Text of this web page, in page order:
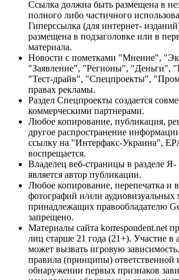
Ссылка должна быть размещена в
полного либо частичного
Гиперссылка (для интернет-
размещена в подзаголовке или в
материала.
Новости с пометками "Мнение",
"Заявление", "Регионы", "Деньги",
"Тест-драйв", "Спецпроекты",
правах рекламы.
Раздел Спецпроекты создается
коммерческими партнерами.
Любое копирование, публикация,
другое распространение
ссылку на "Интерфакс-Украина",
воспрещается.
Владелец веб-страницы в разделе
является автор публикации.
Любое копирование, перепечатка и
фотографий и/или аудиовизуальных
принадлежащих правообладателю
запрещено.
Материалы сайта korrespondent.net
лиц старше 21 года (21+). Участие в
может вызвать игровую
правила (принципы)
обнаружении первых признаков